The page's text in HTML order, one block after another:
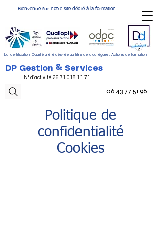
Bienvenue sur notre site dédié à la formation
La certification Qualité a été délivrée au titre de la catégorie : Actions de formation
N° d'activité 26 71 018 11 71
06 43 77 51 96
DP Gestion & Services
Politique de
confidentialité
Cookies